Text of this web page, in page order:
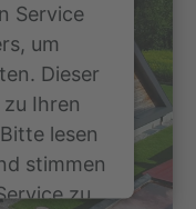
Service
um
Dieser
Ihren
lesen
stimmen
zu,